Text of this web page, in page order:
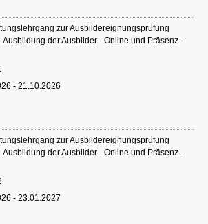
zur Ausbildereignungsprüfung
Ausbildung der Ausbilder - Online und Präsenz -
- 21.10.2026
zur Ausbildereignungsprüfung
Ausbildung der Ausbilder - Online und Präsenz -
- 23.01.2027